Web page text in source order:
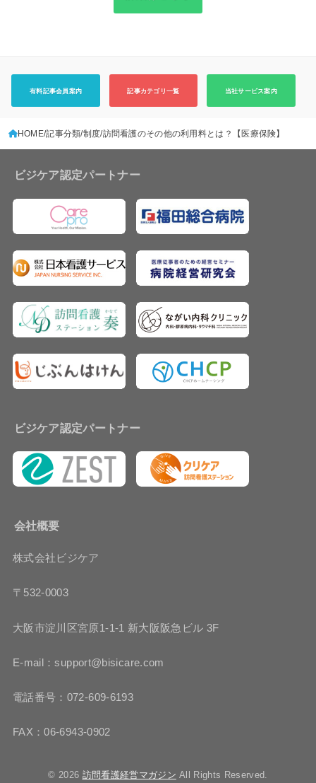
有料記事会員案内 記事カテゴリ一覧 当社サービス案内
HOME 記事分類 制度 訪問看護のその他の利用料とは？【医療保険】
ビジケア認定パートナー
ビジケア認定パートナー
会社概要
株式会社ビジケア
〒532-0003
大阪市淀川区宮原1-1-1 新大阪阪急ビル 3F
E-mail：support@bisicare.com
電話番号：072-609-6193
FAX：06-6943-0902
© 2026 訪問看護経営マガジン All Rights Reserved.